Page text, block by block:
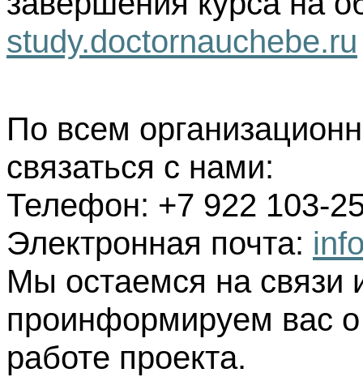
study.doctornauchebe.ru
По всем
связаться с нами:
Телефон: +7 922 103-
Электронная почта:
Мы остаемся на связи
проинформируем вас
работе проекта.